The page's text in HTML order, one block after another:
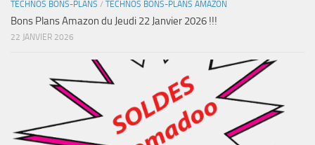
TECHNOS BONS-PLANS / TECHNOS BONS-PLANS AMAZON
Bons Plans Amazon du Jeudi 22 Janvier 2026 !!!
22 JANVIER 2026